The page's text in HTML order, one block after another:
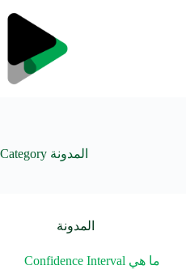
to
Category المدونة
المدونة
Confidence Interval ما هي